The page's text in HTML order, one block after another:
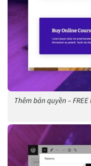
Thêm bản quyền –